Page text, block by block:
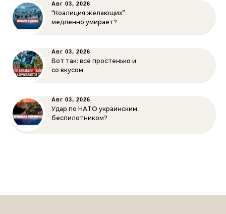
Авг 03, 2026
“Коалиция желающих”
медленно умирает?
Авг 03, 2026
Вот так: всё простенько и
со вкусом
Авг 03, 2026
Удар по НАТО украинским
беспилотником?